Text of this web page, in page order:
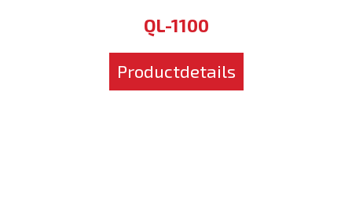
QL-1100
Productdetails